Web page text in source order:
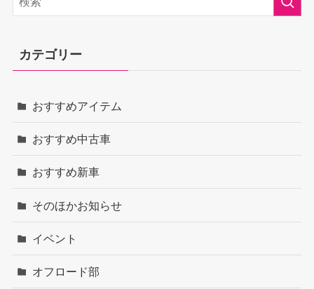
カテゴリー
おすすめアイテム
おすすめ中古車
おすすめ新車
そのほかお知らせ
イベント
オフロード部